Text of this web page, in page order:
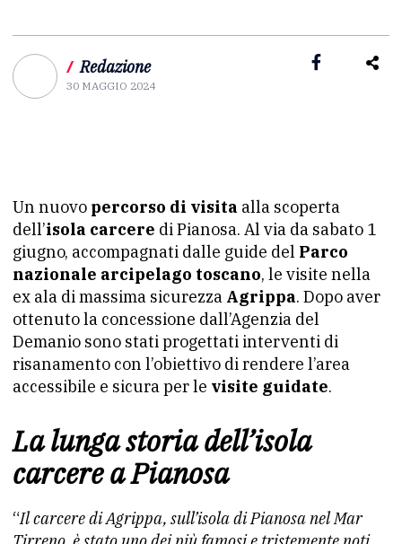
/ Redazione
30 MAGGIO 2024
Un nuovo percorso di visita alla scoperta
dell’isola carcere di Pianosa. Al via da sabato 1
giugno, accompagnati dalle guide del Parco
nazionale arcipelago toscano, le visite nella
ex ala di massima sicurezza Agrippa. Dopo aver
ottenuto la concessione dall’Agenzia del
Demanio sono stati progettati interventi di
risanamento con l’obiettivo di rendere l’area
accessibile e sicura per le visite guidate.
La lunga storia dell’isola
carcere a Pianosa
“Il carcere di Agrippa, sull’isola di Pianosa nel Mar